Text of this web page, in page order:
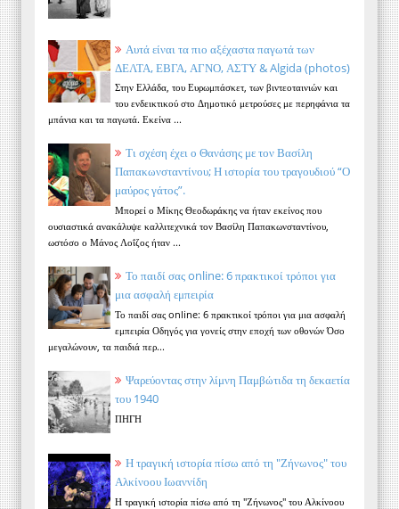
Αυτά είναι τα πιο αξέχαστα παγωτά των
ΔΕΛΤΑ, ΕΒΓΑ, ΑΓΝΟ, ΑΣΤΥ & Algida (photos)
Στην Ελλάδα, του Ευρωμπάσκετ, των βιντεοταινιών και
του ενδεικτικού στο Δημοτικό μετρούσες με περηφάνια τα
μπάνια και τα παγωτά. Εκείνα ...
Τι σχέση έχει ο Θανάσης με τον Βασίλη
Παπακωνσταντίνου; Η ιστορία του τραγουδιού “Ο
μαύρος γάτος”.
Μπορεί ο Μίκης Θεοδωράκης να ήταν εκείνος που
ουσιαστικά ανακάλυψε καλλιτεχνικά τον Βασίλη Παπακωνσταντίνου,
ωστόσο ο Μάνος Λοΐζος ήταν ...
Το παιδί σας online: 6 πρακτικοί τρόποι για
μια ασφαλή εμπειρία
Το παιδί σας online: 6 πρακτικοί τρόποι για μια ασφαλή
εμπειρία Οδηγός για γονείς στην εποχή των οθονών Όσο
μεγαλώνουν, τα παιδιά περ...
Ψαρεύοντας στην λίμνη Παμβώτιδα τη δεκαετία
του 1940
ΠΗΓΗ
Η τραγική ιστορία πίσω από τη "Ζήνωνος" του
Αλκίνοου Ιωαννίδη
Η τραγική ιστορία πίσω από τη "Ζήνωνος" του Αλκίνοου